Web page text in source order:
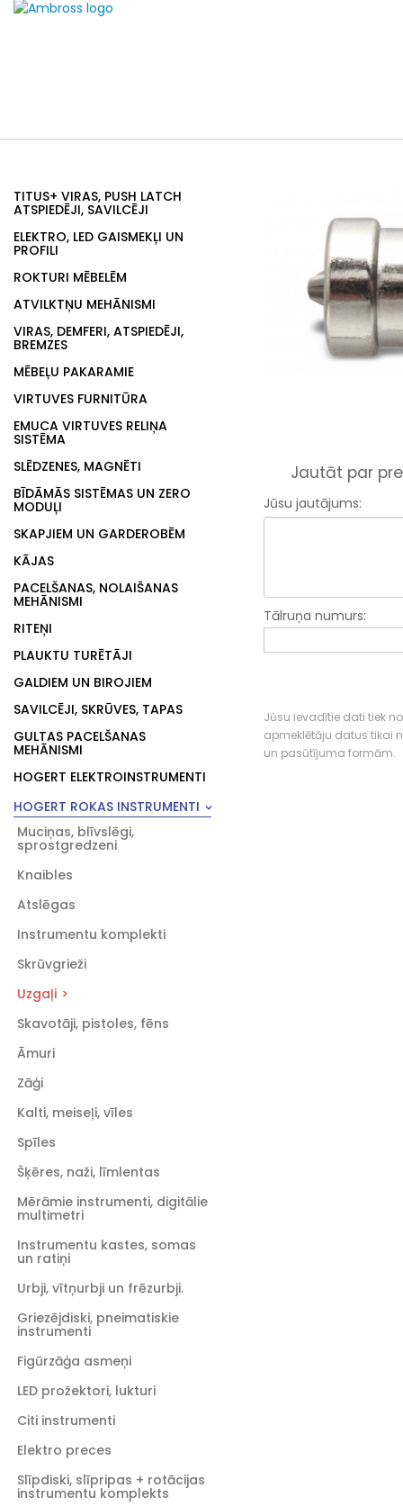
TITUS+ VIRAS, PUSH LATCH
ATSPIEDĒJI, SAVILCĒJI
ELEKTRO, LED GAISMEKĻI UN
PROFILI
ROKTURI MĒBELĒM
ATVILKTŅU MEHĀNISMI
VIRAS, DEMFERI, ATSPIEDĒJI,
BREMZES
MĒBEĻU PAKARAMIE
VIRTUVES FURNITŪRA
EMUCA VIRTUVES RELIŅA
SISTĒMA
SLĒDZENES, MAGNĒTI
BĪDĀMĀS SISTĒMAS UN ZERO
MODUĻI
SKAPJIEM UN GARDEROBĒM
KĀJAS
PACELŠANAS, NOLAIŠANAS
MEHĀNISMI
RITEŅI
PLAUKTU TURĒTĀJI
GALDIEM UN BIROJIEM
SAVILCĒJI, SKRŪVES, TAPAS
GULTAS PACELŠANAS
MEHĀNISMI
HOGERT ELEKTROINSTRUMENTI
HOGERT ROKAS INSTRUMENTI
Muciņas, blīvslēgi,
sprostgredzeni
Knaibles
Atslēgas
Instrumentu komplekti
Skrūvgrieži
Uzgaļi
Skavotāji, pistoles, fēns
Āmuri
Zāģi
Kalti, meiseļi, vīles
Spīles
Šķēres, naži, līmlentas
Mērāmie instrumenti, digitālie
multimetri
Instrumentu kastes, somas
un ratiņi
Urbji, vītņurbji un frēzurbji.
Griezējdiski, pneimatiskie
instrumenti
Figūrzāģa asmeņi
LED prožektori, lukturi
Citi instrumenti
Elektro preces
Slīpdiski, slīpripas + rotācijas
instrumentu komplekts
Jautāt par
Jūsu jautājums:
Tālruņa numurs:
Jūsu ievadītie dati tiek
apmeklētāju datus tikai
un pasūtījuma formām.